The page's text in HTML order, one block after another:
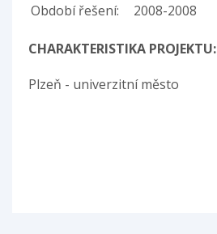
Období řešení:
2008-2008
CHARAKTERISTIKA PROJEKTU:
Plzeň - univerzitní město